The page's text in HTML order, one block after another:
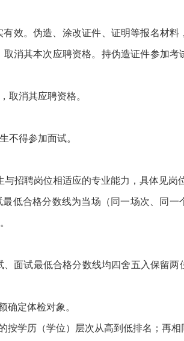
。伪造、涂改证件、证明等报名材料
消其本次应聘资格。持伪造证件参加
消其应聘资格。
得参加面试。
聘岗位相适应的专业能力，具体见岗位
合格分数线为当场（同一场次、同一
试最低合格分数线均四舍五入保留两
定体检对象。
学历（学位）层次从高到低排名；再相